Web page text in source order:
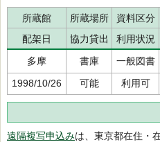
所蔵館 所蔵場所 資料区分
配架日
協力貸出 利用状況
多摩
書庫 一般図書
1998/10/26
可能 利用可
遠隔複写申込みは、東京都在住・